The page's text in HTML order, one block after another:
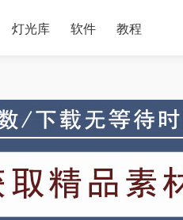
灯光库 软件 教程